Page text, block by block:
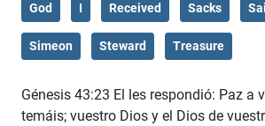
God I Received Sacks
Simeon Steward Treasure
Génesis 43:23 El les respondió: Paz a
temáis; vuestro Dios y el Dios de